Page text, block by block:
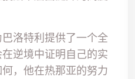
洛特利提供了一个全
逆境中证明自己的实
，他在热那亚的努力